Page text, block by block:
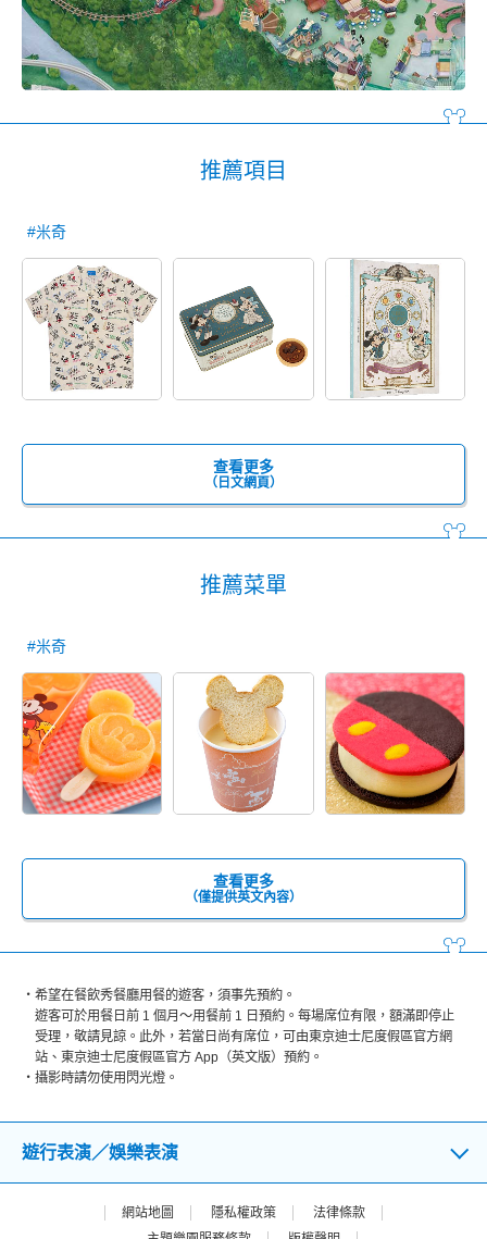
推薦項目
#米奇
查看更多
（日文網頁）
推薦菜單
#米奇
查看更多
（僅提供英文內容）
希望在餐飲秀餐廳用餐的遊客，須事先預約。
遊客可於用餐日前 1 個月～用餐前 1 日預約。每場席位有限，額滿即停止
受理，敬請見諒。此外，若當日尚有席位，可由東京迪士尼度假區官方網
站、東京迪士尼度假區官方 App（英文版）預約。
攝影時請勿使用閃光燈。
遊行表演／娛樂表演
網站地圖 隱私權政策
法律條款